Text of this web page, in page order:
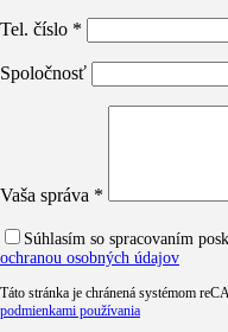
Tel. číslo *
Spoločnosť
Vaša správa *
Súhlasím so spracovaním
ochranou osobných údajov
Táto stránka je chránená systémom
podmienkami používania